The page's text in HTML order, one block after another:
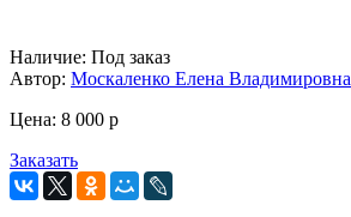
Наличие: Под заказ
Автор: Москаленко Елена Владимировна
Цена: 8 000 p
Заказать